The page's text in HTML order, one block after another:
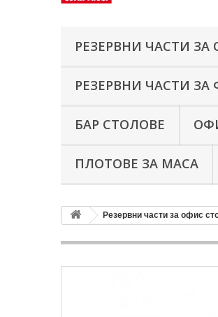
РЕЗЕРВНИ ЧАСТИ
РЕЗЕРВНИ ЧАСТИ
БАР СТОЛОВЕ
ПЛОТОВЕ ЗА МАСА
Резервни части за офис